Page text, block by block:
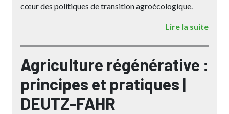
cœur des politiques de transition agroécologique.
Lire la suite
Agriculture régénérative :
principes et pratiques |
DEUTZ-FAHR